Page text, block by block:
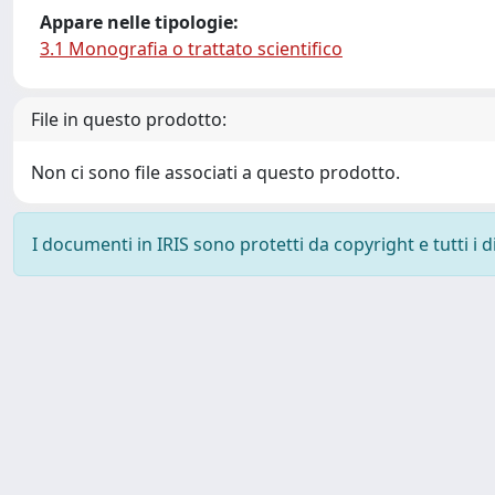
Appare nelle tipologie:
3.1 Monografia o trattato scientifico
File in questo prodotto:
Non ci sono file associati a questo prodotto.
I documenti in IRIS sono protetti da copyright e tutti i